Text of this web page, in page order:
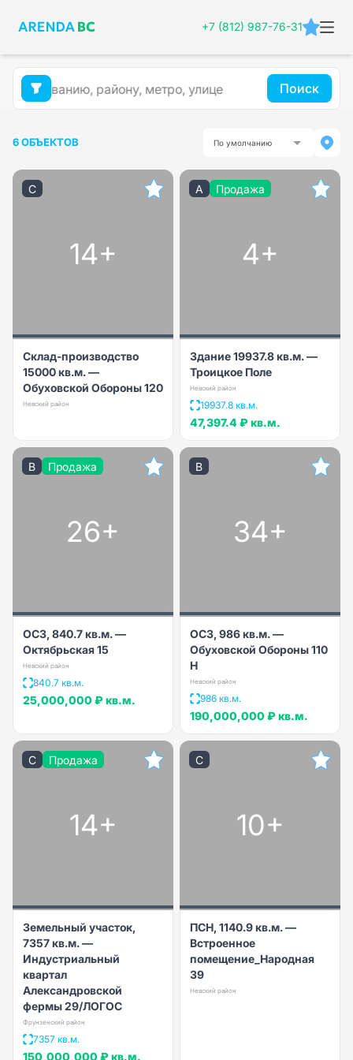
+7 (812) 987-76-31
Поиск
6 ОБЪЕКТОВ По умолчанию
C
14+
Склад-производство
15000 кв.м. —
Обуховской Обороны 120
Невский район
A Продажа
4+
Здание 19937.8 кв.м. —
Троицкое Поле
Невский район
19937.8 кв.м.
47,397.4 ₽ кв.м.
B Продажа
26+
ОСЗ, 840.7 кв.м. —
Октябрьская 15
Невский район
840.7 кв.м.
25,000,000 ₽ кв.м.
B
34+
ОСЗ, 986 кв.м. —
Обуховской Обороны 110
Н
Невский район
986 кв.м.
190,000,000 ₽ кв.м.
C Продажа
14+
Земельный участок,
7357 кв.м. —
Индустриальный
квартал
Александровской
фермы 29/ЛОГОС
Фрунзенский район
7357 кв.м.
150,000,000 ₽ кв.м.
C
10+
ПСН, 1140.9 кв.м. —
Встроенное
помещение_Народная
39
Невский район